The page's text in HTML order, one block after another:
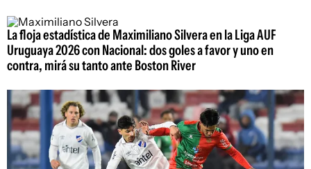
La floja estadística de Maximiliano Silvera en la Liga AUF
Uruguaya 2026 con Nacional: dos goles a favor y uno en
contra, mirá su tanto ante Boston River